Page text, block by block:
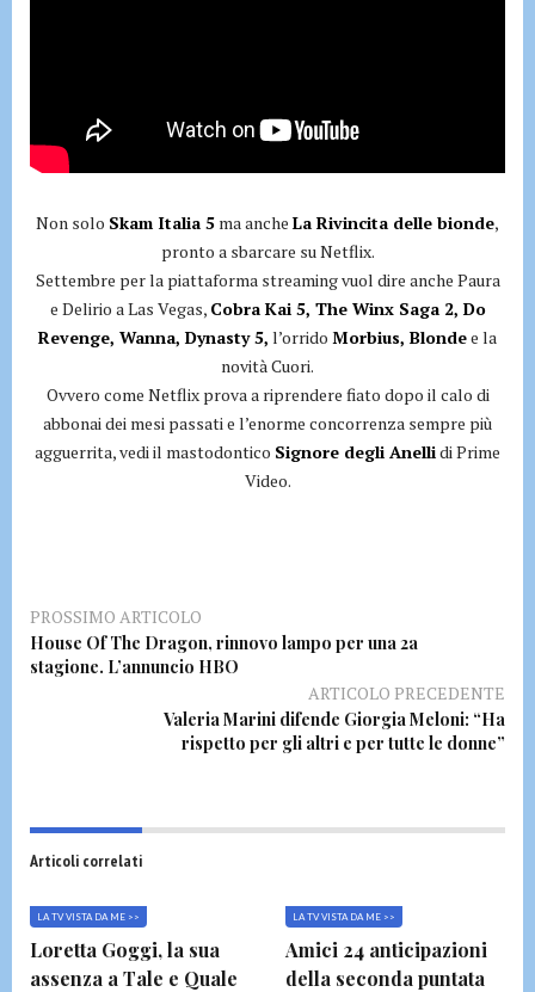
Non solo Skam Italia 5 ma anche La Rivincita delle bionde,
pronto a sbarcare su Netflix.
Settembre per la piattaforma streaming vuol dire anche Paura
e Delirio a Las Vegas, Cobra Kai 5, The Winx Saga 2, Do
Revenge, Wanna, Dynasty 5, l’orrido Morbius, Blondee la
novità Cuori.
Ovvero come Netflix prova a riprendere fiato dopo il calo di
abbonai dei mesi passati e l’enorme concorrenza sempre più
agguerrita, vedi il mastodontico Signore degli Anellidi Prime
Video.
PROSSIMO ARTICOLO
House Of The Dragon, rinnovo lampo per una 2a
stagione. L’annuncio HBO
ARTICOLO PRECEDENTE
Valeria Marini difende Giorgia Meloni: “Ha
rispetto per gli altri e per tutte le donne”
Articoli correlati
LA TV VISTA DA ME >>
Loretta Goggi, la sua
assenza a Tale e Quale
LA TV VISTA DA ME >>
Amici 24 anticipazioni
della seconda puntata